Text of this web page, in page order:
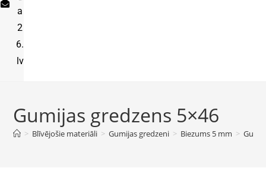
a
2
6.
lv
Gumijas gredzens 5×46
> Blīvējošie materiāli > Gumijas gredzeni > Biezums 5 mm >